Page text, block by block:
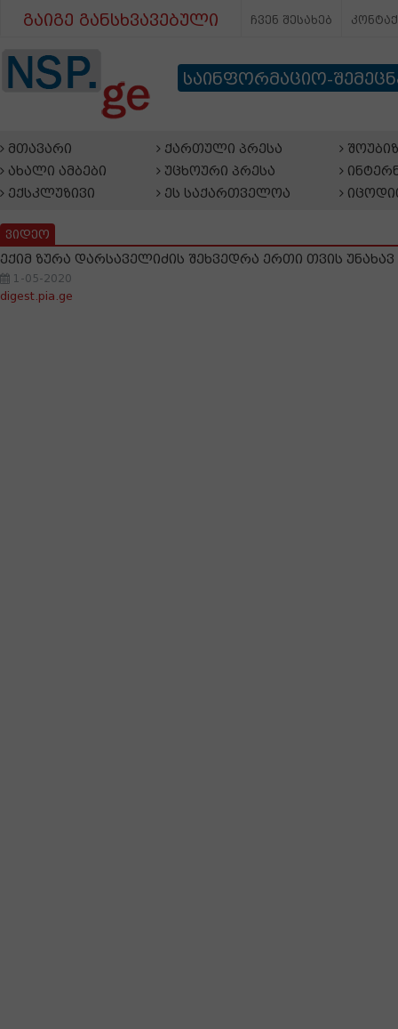
გაიგე განსხვავებული ჩვენ შესახებ
საინფორმაციო-
მთავარი
ახალი ამბები
ექსკლუზივი
ქართული პრესა
უცხოური პრესა
ეს საქართველოა
ვიდეო
ექიმ ზურა დარსაველიძის შეხვედრა ერთი თვის
1-05-2020
digest.pia.ge